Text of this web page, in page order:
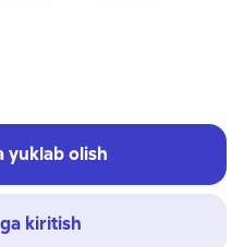
yuklab olish
kiritish